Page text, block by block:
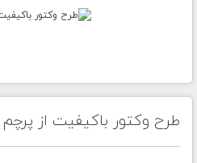
طرح وکتور باکیفیت از پرچم